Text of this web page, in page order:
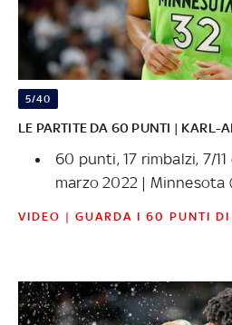
5/40
LE PARTITE DA 60 PUNTI | KARL-
60 punti, 17 rimbalzi, 7/
marzo 2022 | Minnesota
VIDEO | GUARDA I 60 PUNTI